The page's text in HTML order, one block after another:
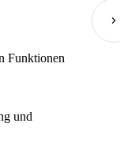
Funktionen
und